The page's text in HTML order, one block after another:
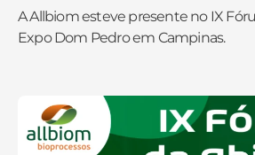
A Allbiom esteve presente no IX
Expo Dom Pedro em Campinas.